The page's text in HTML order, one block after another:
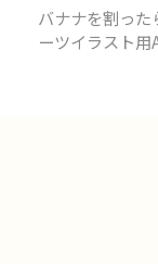
バナナを割っ
ーツイラスト用